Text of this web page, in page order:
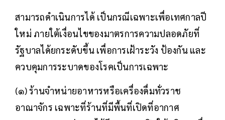
สามารถดำเนินการได้ เป็นกรณีเฉพาะเพื่อเทศกาลปี
ใหม่ ภายใต้เงื่อนไขของมาตรการความปลอดภัยที่
รัฐบาลได้ยกระดับขึ้น เพื่อการเฝ้าระวัง ป้องกัน และ
ควบคุมการระบาดของโรคเป็นการเฉพาะ
(๑) ร้านจำหน่ายอาหารหรือเครื่องดื่มทั่วราช
อาณาจักร เฉพาะที่ร้านที่มีพื้นที่เปิดที่อากาศ